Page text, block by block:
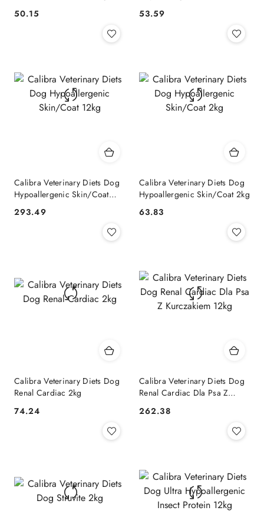
Cena:
50.15 Cena:
53.59
Calibra Veterinary Diets Dog
Hypoallergenic Skin/Coat
Cena:
293.49
Calibra Veterinary Diets Dog
Hypoallergenic Skin/Coat 2kg
Cena:
63.83
Calibra Veterinary Diets Dog
Renal Cardiac 2kg
Cena:
74.24
Calibra Veterinary Diets Dog
Renal Cardiac Dla Psa Z
Cena:
262.38